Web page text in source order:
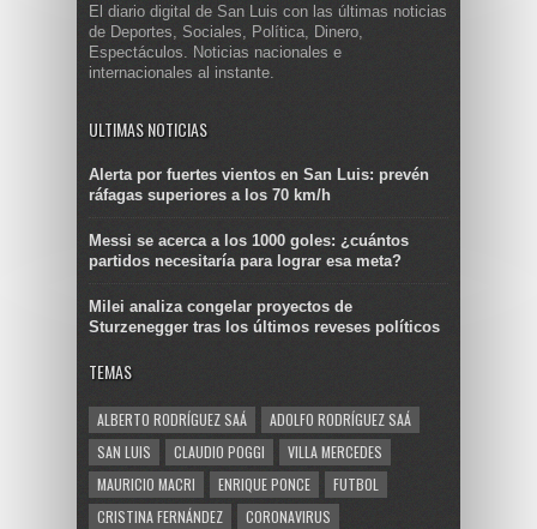
El diario digital de San Luis con las últimas noticias
de Deportes, Sociales, Política, Dinero,
Espectáculos. Noticias nacionales e
internacionales al instante.
ULTIMAS NOTICIAS
Alerta por fuertes vientos en San Luis: prevén
ráfagas superiores a los 70 km/h
Messi se acerca a los 1000 goles: ¿cuántos
partidos necesitaría para lograr esa meta?
Milei analiza congelar proyectos de
Sturzenegger tras los últimos reveses políticos
TEMAS
ALBERTO RODRÍGUEZ SAÁ
ADOLFO RODRÍGUEZ SAÁ
SAN LUIS
CLAUDIO POGGI
VILLA MERCEDES
MAURICIO MACRI
ENRIQUE PONCE
FUTBOL
CRISTINA FERNÁNDEZ
CORONAVIRUS